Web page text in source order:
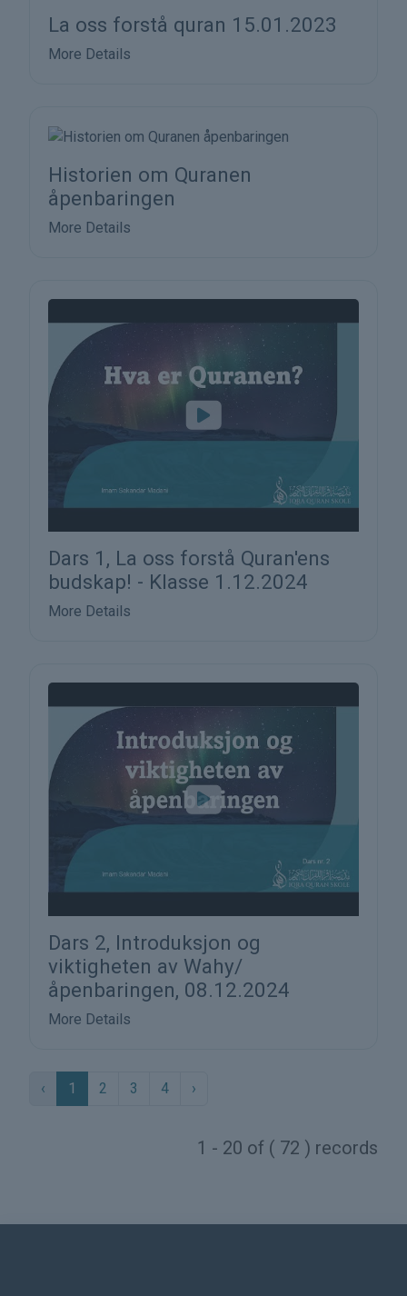
La oss forstå quran 15.01.2023
More Details
Historien om Quranen
åpenbaringen
More Details
Dars 1, La oss forstå Quran'ens
budskap! - Klasse 1.12.2024
More Details
Dars 2, Introduksjon og
viktigheten av Wahy/
åpenbaringen, 08.12.2024
More Details
‹ 1 2 3 4 ›
1 - 20 of ( 72 ) records